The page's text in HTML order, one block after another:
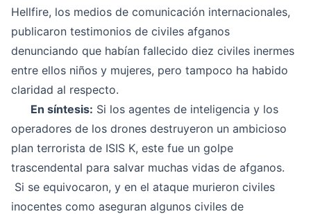
Hellfire, los medios de comunicación internacionales,
publicaron testimonios de civiles afganos
denunciando que habían fallecido diez civiles inermes
entre ellos niños y mujeres, pero tampoco ha habido
claridad al respecto.
En síntesis: Si los agentes de inteligencia y los
operadores de los drones destruyeron un ambicioso
plan terrorista de ISIS K, este fue un golpe
trascendental para salvar muchas vidas de afganos.
Si se equivocaron, y en el ataque murieron civiles
inocentes como aseguran algunos civiles de